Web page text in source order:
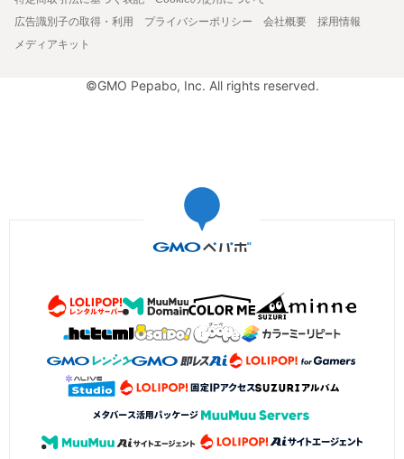
広告識別子の取得・利用
プライバシーポリシー 会社概要
採用情報
メディアキット
©GMO Pepabo, Inc. All rights reserved.